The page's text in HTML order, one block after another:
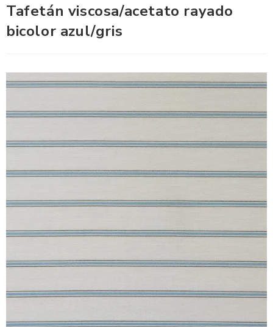
Tafetán viscosa/acetato rayado
bicolor azul/gris